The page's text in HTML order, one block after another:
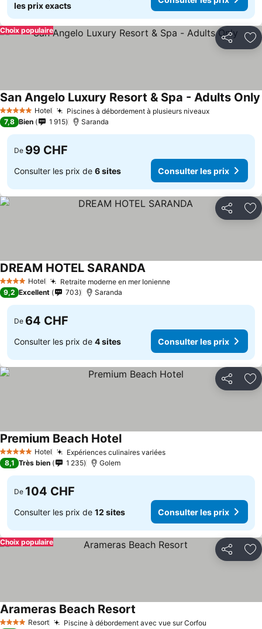
les prix exacts
Partager
Choix populaire
5 Étoiles Hotel Piscines à débordement à plusieurs niveaux
San Angelo Luxury Resort & Spa - Adults Only
7,8 Bien 1 915 Saranda
De 99 CHF
Consulter les prix de 6 sites Consulter les prix
Partager
4 Étoiles Hotel Retraite moderne en mer Ionienne
DREAM HOTEL SARANDA
9,2 Excellent 703 Saranda
De 64 CHF
Consulter les prix de 4 sites Consulter les prix
Partager
5 Étoiles Hotel Expériences culinaires variées
Premium Beach Hotel
8,1 Très bien 1 235 Golem
De 104 CHF
Consulter les prix de 12 sites Consulter les prix
Partager
Choix populaire
4 Étoiles Resort Piscine à débordement avec vue sur Corfou
Arameras Beach Resort